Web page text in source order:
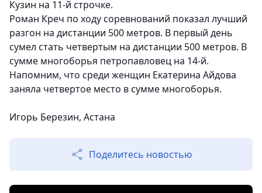
Кузин на 11-й строчке.
Роман Креч по ходу соревнований показал лучший
разгон на дистанции 500 метров. В первый день
сумел стать четвертым на дистанции 500 метров. В
сумме многоборья петропавловец на 14-й.
Напомним, что среди женщин Екатерина Айдова
заняла четвертое место в сумме многоборья.
Игорь Березин, Астана
Поделитесь новостью